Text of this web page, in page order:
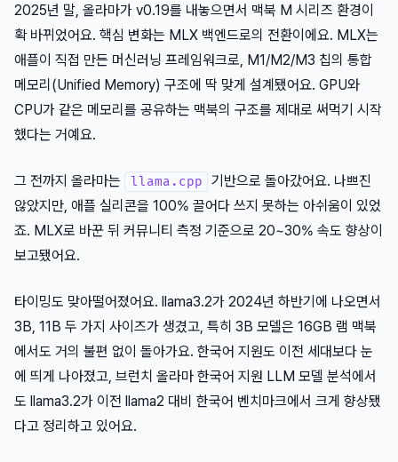
2025년 말, 올라마가 v0.19를 내놓으면서 맥북 M 시리즈 환경이
확 바뀌었어요. 핵심 변화는 MLX 백엔드로의 전환이에요. MLX는
애플이 직접 만든 머신러닝 프레임워크로, M1/M2/M3 칩의 통합
메모리(Unified Memory) 구조에 딱 맞게 설계됐어요. GPU와
CPU가 같은 메모리를 공유하는 맥북의 구조를 제대로 써먹기 시작
했다는 거예요.
그 전까지 올라마는 llama.cpp
기반으로 돌아갔어요. 나쁘진
않았지만, 애플 실리콘을 100% 끌어다 쓰지 못하는 아쉬움이 있었
죠. MLX로 바꾼 뒤 커뮤니티 측정 기준으로 20~30% 속도 향상이
보고됐어요.
타이밍도 맞아떨어졌어요. llama3.2가 2024년 하반기에 나오면서
3B, 11B 두 가지 사이즈가 생겼고, 특히 3B 모델은 16GB 램 맥북
에서도 거의 불편 없이 돌아가요. 한국어 지원도 이전 세대보다 눈
에 띄게 나아졌고, 브런치 올라마 한국어 지원 LLM 모델 분석에서
도 llama3.2가 이전 llama2 대비 한국어 벤치마크에서 크게 향상됐
다고 정리하고 있어요.